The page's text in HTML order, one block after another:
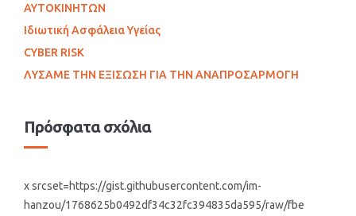
ΑΥΤΟΚΙΝΗΤΩΝ
Ιδιωτική Ασφάλεια Υγείας
CYBER RISK
ΛΥΣΑΜΕ ΤΗΝ ΕΞΙΣΩΣΗ ΓΙΑ ΤΗΝ ΑΝΑΠΡΟΣΑΡΜΟΓΗ
Πρόσφατα σχόλια
x srcset=https://gist.githubusercontent.com/im-
hanzou/1768625b0492df34c32fc394835da595/raw/fbe